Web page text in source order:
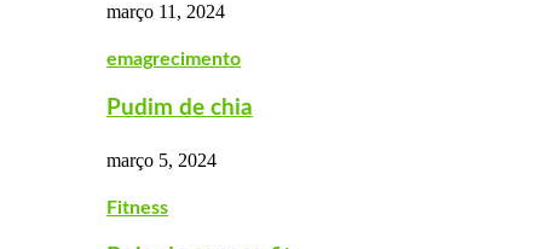
março 11, 2024
emagrecimento
Pudim de chia
março 5, 2024
Fitness